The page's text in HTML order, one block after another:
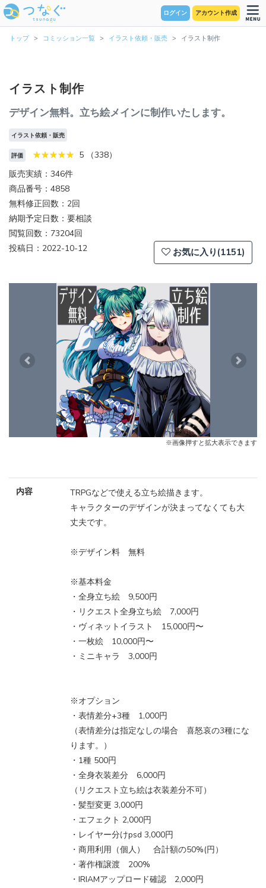
ログイン アカウント作成
トップ コミッション一覧 イラスト依頼・販売 イラスト制作
イラスト制作
デザイン無料。立ち絵メインに制作いたします。
イラスト依頼・販売
評価
5 （338）
販売実績：346件
商品番号：4858
無料修正回数：2回
納期予定日数：要相談
閲覧回数：73204回
投稿日：2022-10-12
お気に入り(1151)
Previous Next
※画像押すと拡大表示できます
内容
TRPGなどで使える立ち絵描きます。
キャラクターのデザインが決まってなくても大
丈夫です。
※デザイン料 無料
※基本料金
・全身立ち絵 9,500円
・リクエスト全身立ち絵 7,000円
・ヴィネットイラスト 15,000円〜
・一枚絵 10,000円〜
・ミニキャラ 3,000円
※オプション
・表情差分+3種 1,000円
（表情差分は指定なしの場合 喜怒哀の3種にな
ります。）
・1種 500円
・全身衣装差分 6,000円
（リクエスト立ち絵は衣装差分不可）
・髪型変更 3,000円
・エフェクト 2,000円
・レイヤー分けpsd 3,000円
・商用利用（個人） 合計額の50%(円）
・著作権譲渡 200%
・IRIAMアップロード確認 2,000円